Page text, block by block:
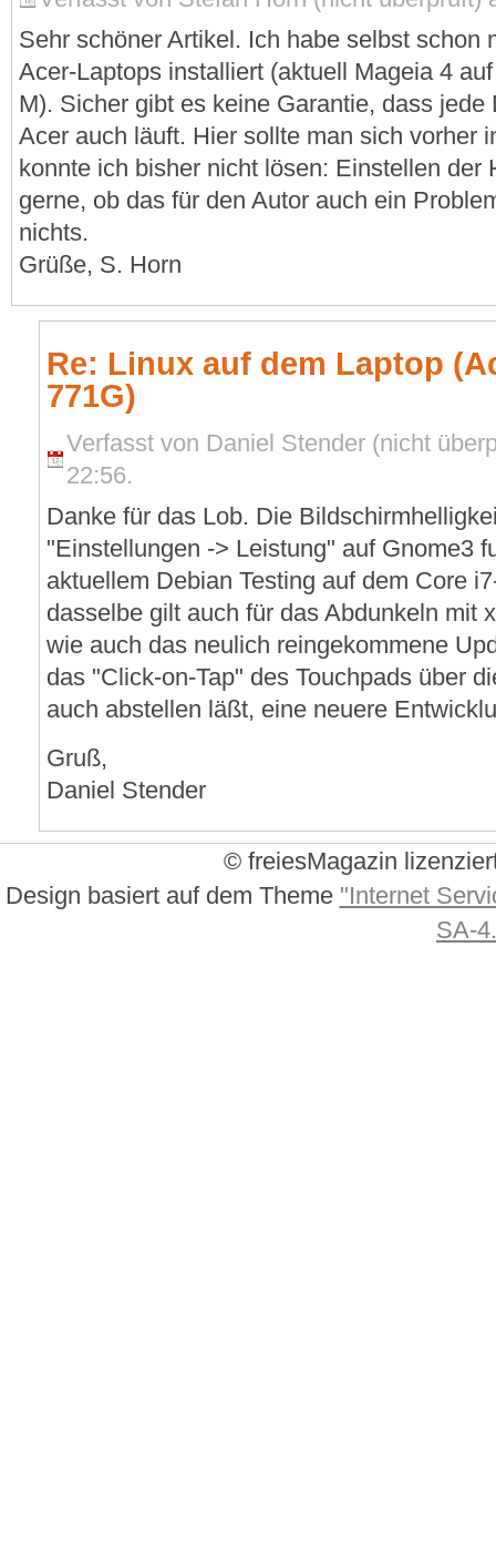
Sehr schöner Artikel. Ich habe selbst schon
Acer-Laptops installiert (aktuell Mageia 4
M). Sicher gibt es keine Garantie, dass
Acer auch läuft. Hier sollte man sich vorher
konnte ich bisher nicht lösen: Einstellen der
gerne, ob das für den Autor auch ein
nichts.
Grüße, S. Horn
Re: Linux auf dem Laptop
771G)
Verfasst von Daniel Stender (nicht
22:56.
Danke für das Lob. Die
"Einstellungen -> Leistung" auf Gnome3
aktuellem Debian Testing auf dem Core
dasselbe gilt auch für das Abdunkeln mit
wie auch das neulich reingekommene
das "Click-on-Tap" des Touchpads über
auch abstellen läßt, eine neuere
Gruß,
Daniel Stender
© freiesMagazin
Design basiert auf dem Theme "Internet
SA-